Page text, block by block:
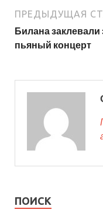
ПРЕДЫДУЩАЯ
Билана заклевали
пьяный концерт
ПОИСК